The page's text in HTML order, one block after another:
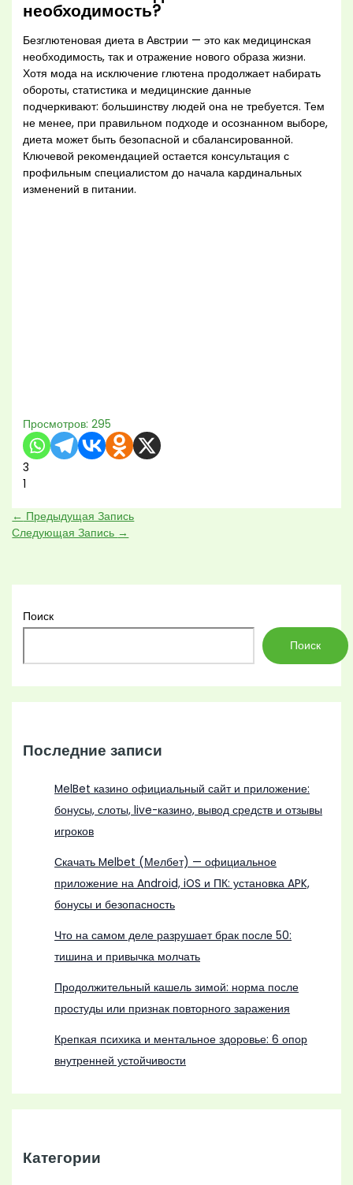
необходимость?
Безглютеновая диета в Австрии — это как медицинская
необходимость, так и отражение нового образа жизни.
Хотя мода на исключение глютена продолжает набирать
обороты, статистика и медицинские данные
подчеркивают: большинству людей она не требуется. Тем
не менее, при правильном подходе и осознанном выборе,
диета может быть безопасной и сбалансированной.
Ключевой рекомендацией остается консультация с
профильным специалистом до начала кардинальных
изменений в питании.
Просмотров: 295
3
1
← Предыдущая Запись
Следующая Запись →
Поиск
Поиск
Последние записи
MelBet казино официальный сайт и приложение:
бонусы, слоты, live-казино, вывод средств и отзывы
игроков
Скачать Melbet (Мелбет) — официальное
приложение на Android, iOS и ПК: установка APK,
бонусы и безопасность
Что на самом деле разрушает брак после 50:
тишина и привычка молчать
Продолжительный кашель зимой: норма после
простуды или признак повторного заражения
Крепкая психика и ментальное здоровье: 6 опор
внутренней устойчивости
Категории